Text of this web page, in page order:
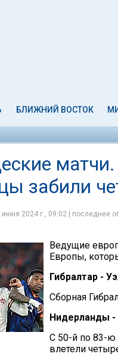
БЛИЖНИЙ ВОСТОК
забили
2024 г., 09:02 | последнее
Ведущие
Европы,
Гибралтар -
Сборная
Нидерланды -
С 50-й по 83-ю
влетели